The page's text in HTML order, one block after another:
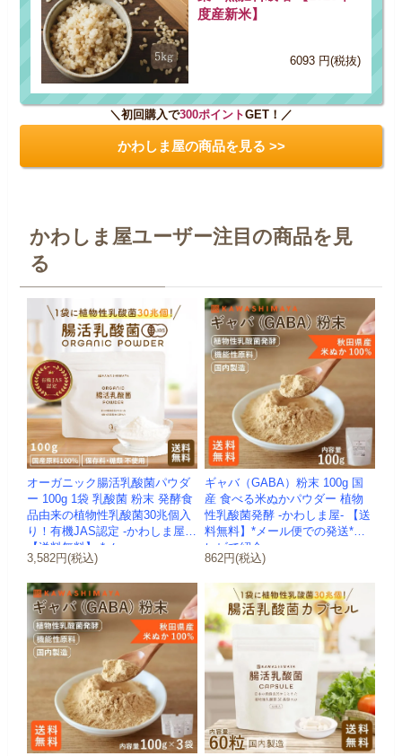
度産新米】
6093 円(税抜)
＼初回購入で300ポイントGET！／
かわしま屋の商品を見る >>
かわしま屋ユーザー注目の商品を見
る
オーガニック腸活乳酸菌パウダ
ー 100g 1袋 乳酸菌 粉末 発酵食
品由来の植物性乳酸菌30兆個入
り！有機JAS認定 -かわしま屋-
【送料無料】 *メ...
3,582円(税込)
ギャバ（GABA）粉末 100g 国
産 食べる米ぬかパウダー 植物
性乳酸菌発酵 -かわしま屋- 【送
料無料】*メール便での発送*テ
レビで紹介
862円(税込)